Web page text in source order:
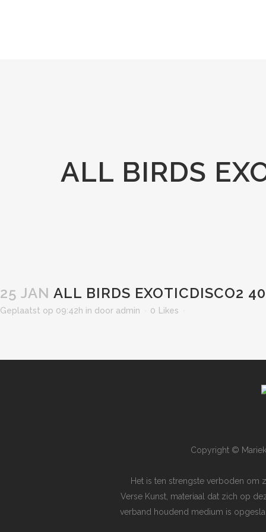
ALL BIRDS
25 JAN ALL BIRDS EXOTICDISCO2
Geplaatst op 09:42h in door admin 0 Likes
Copyright ©
Het is ten strengste verboden om
Verse Kunst, materiaal dat zich op
verband houdend medium is